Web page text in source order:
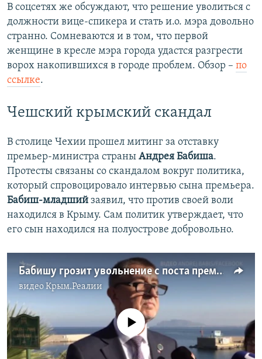
В соцсетях же обсуждают, что решение уволиться с
должности вице-спикера и стать и.о. мэра довольно
странно. Сомневаются и в том, что первой
женщине в кресле мэра города удастся разгрести
ворох накопившихся в городе проблем. Обзор – по
ссылке.
Чешский крымский скандал
В столице Чехии прошел митинг за отставку
премьер-министра страны Андрея Бабиша.
Протесты связаны со скандалом вокруг политика,
который спровоцировало интервью сына премьера.
Бабиш-младший заявил, что против своей воли
находился в Крыму. Сам политик утверждает, что
его сын находился на полуострове добровольно.
Бабишу грозит увольнение с поста премьер-министра Чехии за поездку сына в Крым (видео)
видеоКрым.Реалии
No media source currently available